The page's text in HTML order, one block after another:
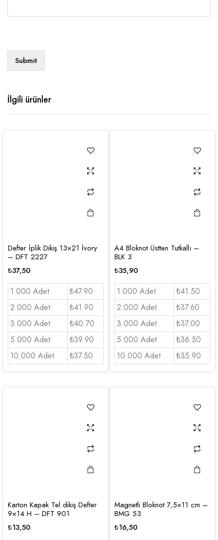
İlgili ürünler
Defter İplik Dikiş 13×21 İvory
– DFT 2227
₺37,50
1.000 Adet
₺47.90
2.000 Adet
₺41.90
3.000 Adet
₺40.70
5.000 Adet
₺39.90
10.000 Adet
₺37.50
A4 Bloknot Üstten Tutkallı –
BLK 3
₺35,90
1.000 Adet
₺41.50
2.000 Adet
₺37.60
3.000 Adet
₺37.00
5.000 Adet
₺36.50
10.000 Adet
₺35.90
Karton Kapak Tel dikiş Defter
9×14 H – DFT 901
₺13,50
Magnetli Bloknot 7,5×11 cm –
BMG 53
₺16,50